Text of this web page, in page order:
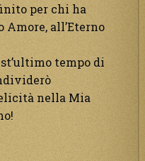
per chi ha
Amore, all’Eterno
tempo di
nella Mia